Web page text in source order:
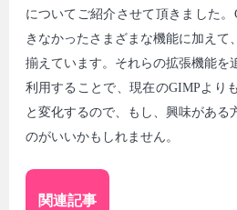
についてご紹介させて頂きました
きなかったさまざまな機能に加えて
揃えています。それらの拡張機能を
利用することで、現在のGIMPより
と変化するので、もし、興味がある
のがいいかもしれません。
関連記事